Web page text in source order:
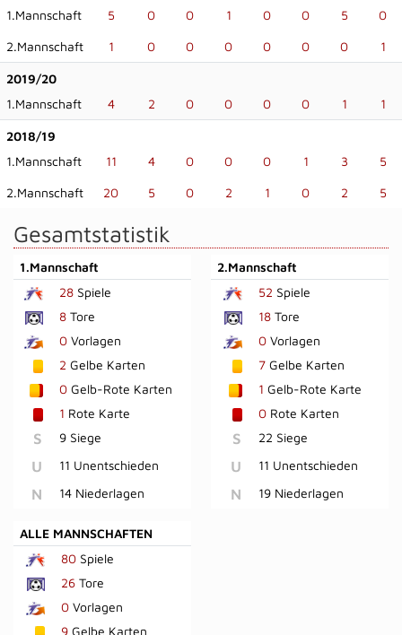
1.Mannschaft
5 0 0 1 0 0 5 0
2.Mannschaft 1 0 0 0 0 0 0 1
2019/20
1.Mannschaft
4 2 0 0 0 0 1 1
2018/19
1.Mannschaft
11 4 0 0 0 1 3 5
2.Mannschaft 20 5 0 2 1 0 2 5
Gesamtstatistik
1.Mannschaft
28 Spiele
8 Tore
0 Vorlagen
2 Gelbe Karten
0 Gelb-Rote Karten
1 Rote Karte
S 9 Siege
U 11 Unentschieden
N 14 Niederlagen
2.Mannschaft
52 Spiele
18Tore
0Vorlagen
7Gelbe Karten
1 Gelb-Rote Karte
0Rote Karten
S 22 Siege
U 11 Unentschieden
N 19 Niederlagen
ALLE MANNSCHAFTEN
80 Spiele
26 Tore
0 Vorlagen
9 Gelbe Karten